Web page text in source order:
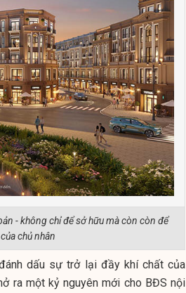
- không chỉ để sở hữu mà còn còn để
chủ nhân
dấu sự trở lại đầy khí chất của
ra một kỷ nguyên mới cho BĐS nội